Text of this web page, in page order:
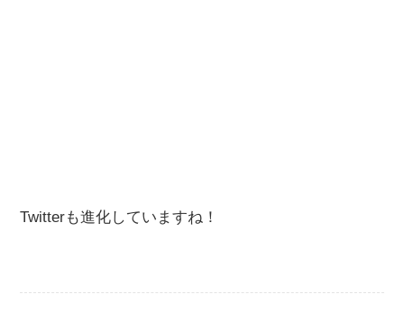
Twitterも進化していますね！